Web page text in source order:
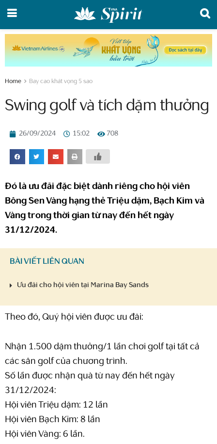
Home Bay cao khát vọng 5 sao
Swing golf và tích dặm thưởng
26/09/2024 15:02 708
Đó là ưu đãi đặc biệt dành riêng cho hội viên
Bông Sen Vàng hạng thẻ Triệu dặm, Bạch Kim và
Vàng trong thời gian từ nay đến hết ngày
31/12/2024.
BÀI VIẾT LIÊN QUAN
Ưu đãi cho hội viên tại Marina Bay Sands
Theo đó, Quý hội viên được ưu đãi:
Nhận 1.500 dặm thưởng/1 lần chơi golf tại tất cả
các sân golf của chương trình.
Số lần được nhận quà từ nay đến hết ngày
31/12/2024:
Hội viên Triệu dặm: 12 lần
Hội viên Bạch Kim: 8 lần
Hội viên Vàng: 6 lần.